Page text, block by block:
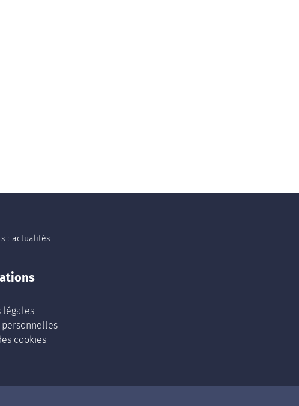
: actualités
légales
personnelles
cookies